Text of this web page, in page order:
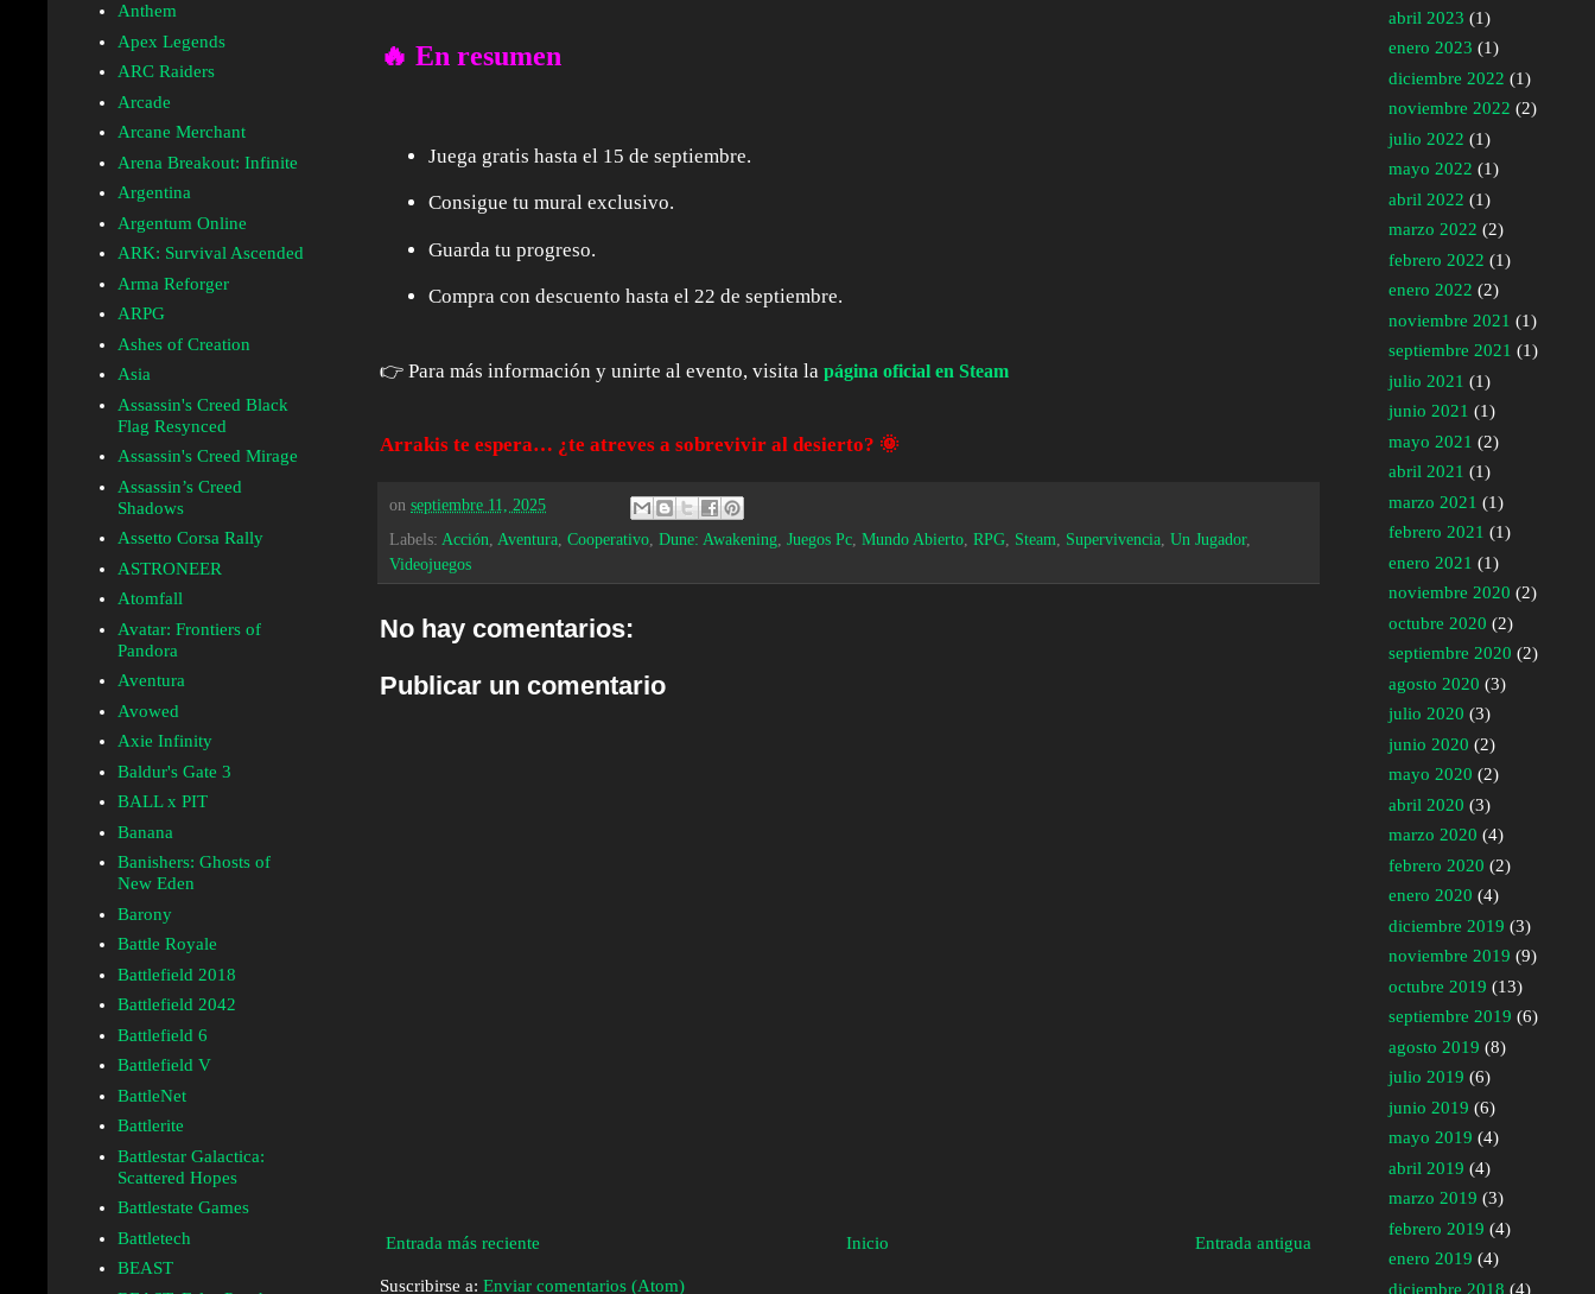
🔥 En resumen
Juega gratis hasta el 15 de septiembre.
Consigue tu mural exclusivo.
Guarda tu progreso.
Compra con descuento hasta el 22 de septiembre.
👉 Para más información y unirte al evento, visita la página oficial en Steam
Arrakis te espera… ¿te atreves a sobrevivir al desierto? 🌞
on septiembre 11, 2025
Labels: Acción Aventura Cooperativo Dune: Awakening Juegos Pc Mundo Abierto RPG Steam Supervivencia Un Jugador,
Videojuegos
No hay comentarios:
Publicar un comentario
Entrada más reciente Entrada antigua
Inicio
Suscribirse a: Enviar comentarios (Atom)
Anthem
Apex Legends
ARC Raiders
Arcade
Arcane Merchant
Arena Breakout: Infinite
Argentina
Argentum Online
ARK: Survival Ascended
Arma Reforger
ARPG
Ashes of Creation
Asia
Assassin's Creed Black
Flag Resynced
Assassin's Creed Mirage
Assassin’s Creed
Shadows
Assetto Corsa Rally
ASTRONEER
Atomfall
Avatar: Frontiers of
Pandora
Aventura
Avowed
Axie Infinity
Baldur's Gate 3
BALL x PIT
Banana
Banishers: Ghosts of
New Eden
Barony
Battle Royale
Battlefield 2018
Battlefield 2042
Battlefield 6
Battlefield V
BattleNet
Battlerite
Battlestar Galactica:
Scattered Hopes
Battlestate Games
Battletech
BEAST
abril 2023 (1)
enero 2023 (1)
diciembre 2022 (1)
noviembre 2022 (2)
julio 2022 (1)
mayo 2022 (1)
abril 2022 (1)
marzo 2022 (2)
febrero 2022 (1)
enero 2022 (2)
noviembre 2021 (1)
septiembre 2021 (1)
julio 2021 (1)
junio 2021 (1)
mayo 2021 (2)
abril 2021 (1)
marzo 2021 (1)
febrero 2021 (1)
enero 2021 (1)
noviembre 2020 (2)
octubre 2020 (2)
septiembre 2020 (2)
agosto 2020 (3)
julio 2020 (3)
junio 2020 (2)
mayo 2020 (2)
abril 2020 (3)
marzo 2020 (4)
febrero 2020 (2)
enero 2020 (4)
diciembre 2019 (3)
noviembre 2019 (9)
octubre 2019 (13)
septiembre 2019 (6)
agosto 2019 (8)
julio 2019 (6)
junio 2019 (6)
mayo 2019 (4)
abril 2019 (4)
marzo 2019 (3)
febrero 2019 (4)
enero 2019 (4)
diciembre 2018 (4)